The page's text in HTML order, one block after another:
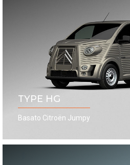
TYPE HG
Basato Citroën Jumpy